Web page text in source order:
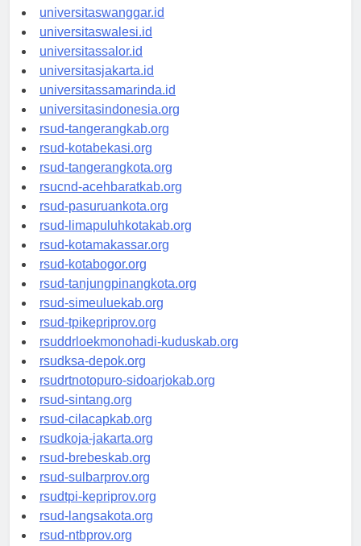
universitassorong.id
universitaswanggar.id
universitaswalesi.id
universitassalor.id
universitasjakarta.id
universitassamarinda.id
universitasindonesia.org
rsud-tangerangkab.org
rsud-kotabekasi.org
rsud-tangerangkota.org
rsucnd-acehbaratkab.org
rsud-pasuruankota.org
rsud-limapuluhkotakab.org
rsud-kotamakassar.org
rsud-kotabogor.org
rsud-tanjungpinangkota.org
rsud-simeuluekab.org
rsud-tpikepriprov.org
rsuddrloekmonohadi-kuduskab.org
rsudksa-depok.org
rsudrtnotopuro-sidoarjokab.org
rsud-sintang.org
rsud-cilacapkab.org
rsudkoja-jakarta.org
rsud-brebeskab.org
rsud-sulbarprov.org
rsudtpi-kepriprov.org
rsud-langsakota.org